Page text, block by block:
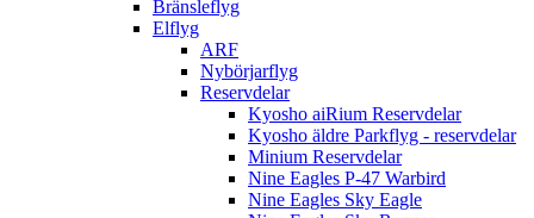
Bränsleflyg
Elflyg
ARF
Nybörjarflyg
Reservdelar
Kyosho aiRium Reservdelar
Kyosho äldre Parkflyg - reservdelar
Minium Reservdelar
Nine Eagles P-47 Warbird
Nine Eagles Sky Eagle